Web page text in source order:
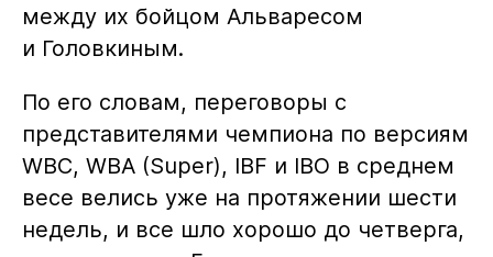
между их бойцом Альваресом
и Головкиным.
По его словам, переговоры с
представителями чемпиона по версиям
WBC, WBA (Super), IBF и IBO в среднем
весе велись уже на протяжении шести
недель, и все шло хорошо до четверга,